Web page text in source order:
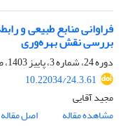
فراوانی منابع طبیعی و
بررسی نقش بهره‌وری
دوره 24، شماره 3، پاییز 1403، صفحه
10.22034/24.3.61
مجید آقایی
مشاهده مقاله
اصل مقاله